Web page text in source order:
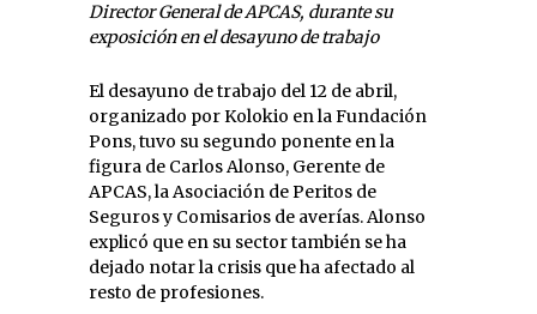
Director General de APCAS, durante su
exposición en el desayuno de trabajo
El desayuno de trabajo del 12 de abril,
organizado por Kolokio en la Fundación
Pons, tuvo su segundo ponente en la
figura de Carlos Alonso, Gerente de
APCAS, la Asociación de Peritos de
Seguros y Comisarios de averías. Alonso
explicó que en su sector también se ha
dejado notar la crisis que ha afectado al
resto de profesiones.